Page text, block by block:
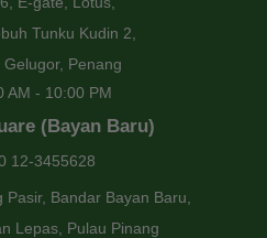
Tunku Kudin 2,
Gelugor, Penang
AM - 10:00 PM
(Bayan Baru)
12-3455628
Bandar Bayan Baru,
Lepas, Pulau Pinang